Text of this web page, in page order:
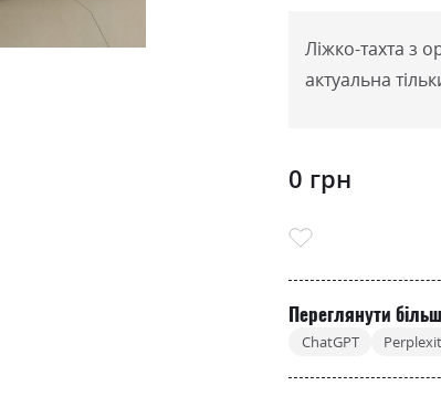
Ліжко-тахта з
актуальна
0 грн
Переглянути
ChatGPT